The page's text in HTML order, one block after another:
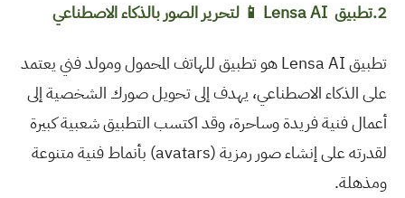
2.تطبيق Lensa AI
📱 لتحرير الصور بالذكاء الاصطناعي
تطبيقLensa AIهو تطبيق للهاتف المحمول ومولد فني يعتمد
على الذكاء الاصطناعي، يهدف إلى تحويل صورك الشخصية إلى
أعمال فنية فريدة وساحرة، وقد اكتسب التطبيق شعبية كبيرة
لقدرته على إنشاء صور رمزية(avatars) بأنماط فنية متنوعة
ومذهلة.